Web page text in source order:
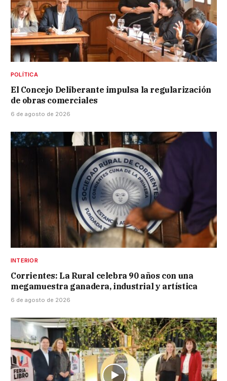
POLÍTICA
El Concejo Deliberante impulsa la regularización
de obras comerciales
6 de agosto de 2026
INTERIOR
Corrientes: La Rural celebra 90 años con una
megamuestra ganadera, industrial y artística
6 de agosto de 2026